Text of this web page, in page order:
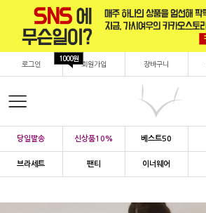
로그인 회원가입
1000원
장바구니
당일발송 신상품10% 베스트50
브라세트 팬티 이너웨어